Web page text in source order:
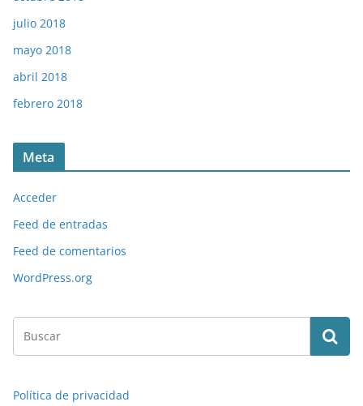
julio 2018
mayo 2018
abril 2018
febrero 2018
Meta
Acceder
Feed de entradas
Feed de comentarios
WordPress.org
Política de privacidad